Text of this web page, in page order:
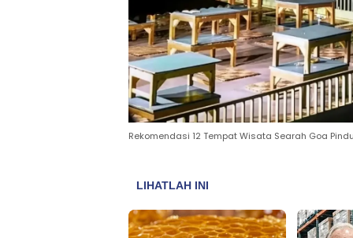
Rekomendasi 12 Tempat Wisata Searah Goa